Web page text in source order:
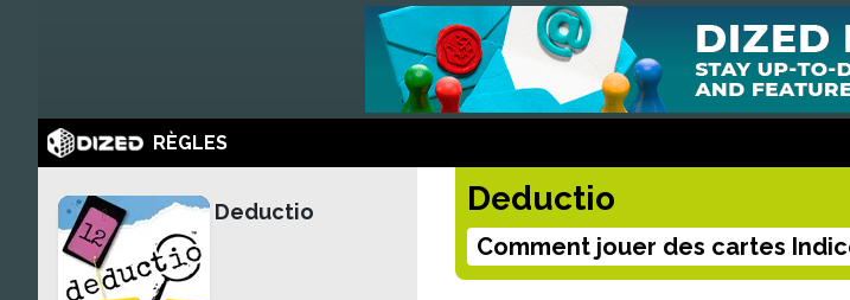
RÈGLES
Deductio Deductio
Comment jouer des cartes